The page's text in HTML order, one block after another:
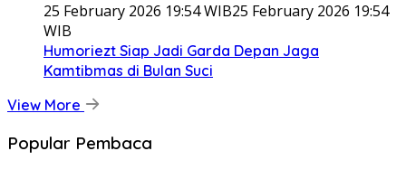
25 February 2026 19:54 WIB25 February 2026 19:54
WIB
Humoriezt Siap Jadi Garda Depan Jaga
Kamtibmas di Bulan Suci
View More
Popular Pembaca